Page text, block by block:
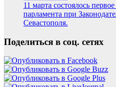
11 марта состоялось
парламента при
Севастополя.
Поделиться в соц. сетях